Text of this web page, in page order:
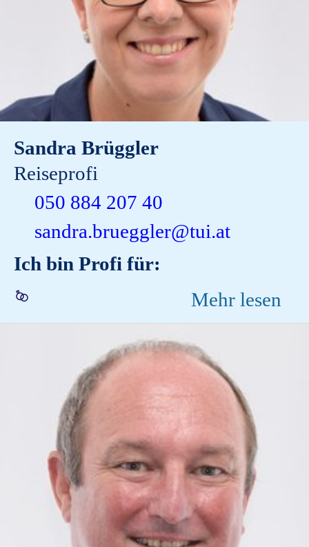
Sandra Brüggler
Reiseprofi
050 884 207 40
sandra.brueggler@tui.at
Ich bin Profi für:
Mehr lesen